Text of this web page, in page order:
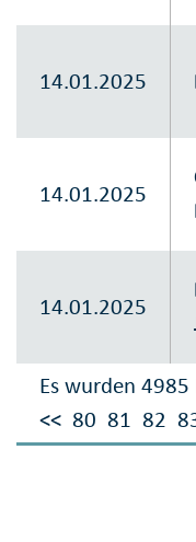
Es wurden 4985
<< 80 81 82
14.01.2025
14.01.2025
14.01.2025